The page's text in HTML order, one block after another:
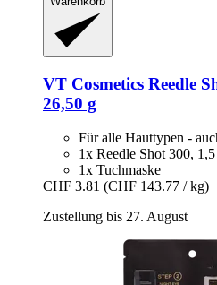
VT Cosmetics Reedle
26,50 g
Für alle Hauttypen -
1x Reedle Shot 300,
1x Tuchmaske
CHF 3.81 (CHF 143.77 / kg)
Zustellung bis 27. August